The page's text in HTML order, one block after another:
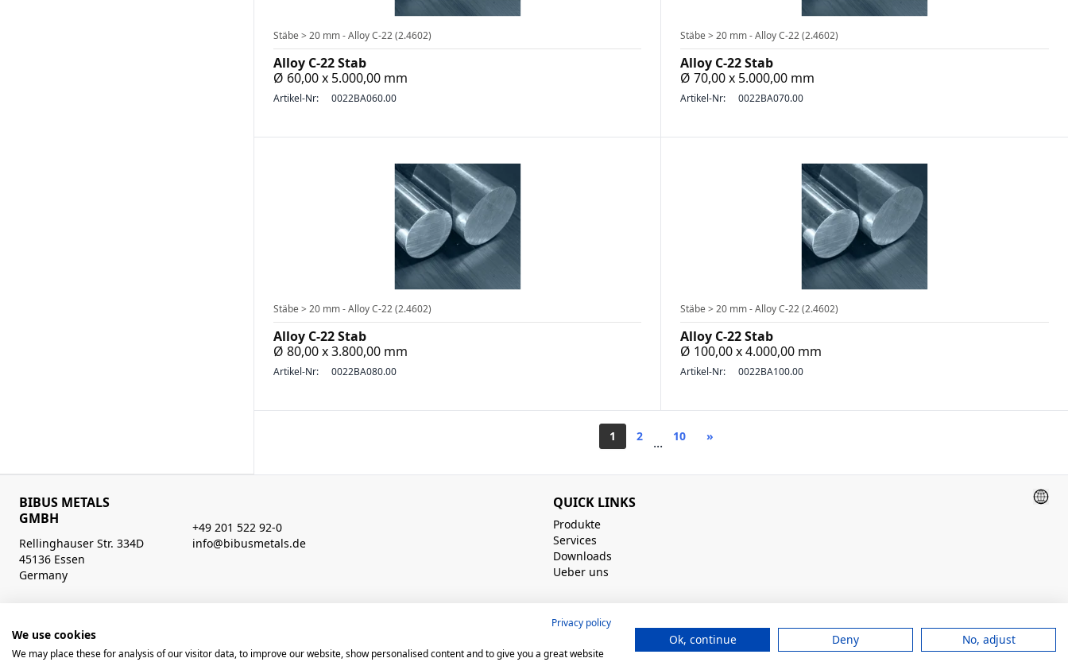
Stäbe > 20 mm - Alloy C-22 (2.4602)
Alloy C-22 Stab
Ø 60,00 x 5.000,00 mm
Artikel-Nr: 0022BA060.00
Stäbe > 20 mm - Alloy C-22 (2.4602)
Alloy C-22 Stab
Ø 70,00 x 5.000,00 mm
Artikel-Nr: 0022BA070.00
Stäbe > 20 mm - Alloy C-22 (2.4602)
Alloy C-22 Stab
Ø 80,00 x 3.800,00 mm
Artikel-Nr: 0022BA080.00
Stäbe > 20 mm - Alloy C-22 (2.4602)
Alloy C-22 Stab
Ø 100,00 x 4.000,00 mm
Artikel-Nr: 0022BA100.00
1 2 ... 10 »
BIBUS METALS
GMBH
Rellinghauser Str. 334D
45136 Essen
Germany
+49 201 522 92-0
info@bibusmetals.de
Mo - Do 8:00 - 12:00 / 12:30 - 16:30 Uhr (Fr bis 15.00 Uhr)
QUICK LINKS
Produkte
Services
Downloads
Ueber uns
Privacy policy
We use cookies
We may place these for analysis of our visitor data, to improve our website, show personalised content and to give you a great website
Ok, continue Deny No, adjust